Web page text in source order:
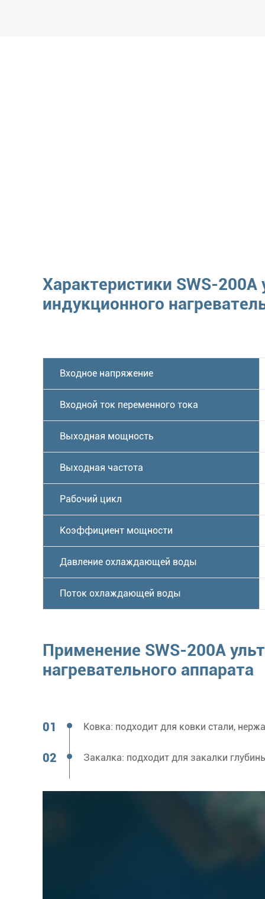
Характеристики SWS-200A
индукционного
Входное напряжение
Входной ток переменного тока
Выходная мощность
Выходная частота
Рабочий цикл
Коэффициент мощности
Давление охлаждающей воды
Поток охлаждающей воды
Применение SWS-200A
нагревательного аппарата
Ковка: подходит для ковки стали,
Закалка: подходит для закалки